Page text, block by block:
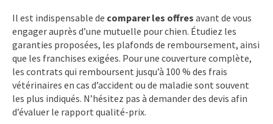
Il est indispensable de comparer les offres avant de vous
engager auprès d’une mutuelle pour chien. Étudiez les
garanties proposées, les plafonds de remboursement, ainsi
que les franchises exigées. Pour une couverture complète,
les contrats qui remboursent jusqu’à 100 % des frais
vétérinaires en cas d’accident ou de maladie sont souvent
les plus indiqués. N’hésitez pas à demander des devis afin
d’évaluer le rapport qualité-prix.